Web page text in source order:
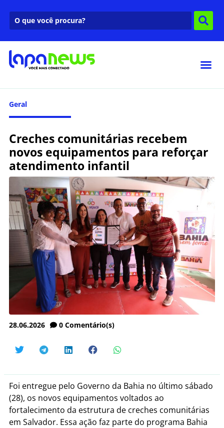
Geral
Creches comunitárias recebem
novos equipamentos para reforçar
atendimento infantil
28.06.2026 0 Comentário(s)
Foi entregue pelo Governo da Bahia no último sábado
(28), os novos equipamentos voltados ao
fortalecimento da estrutura de creches comunitárias
em Salvador. Essa ação faz parte do programa Bahia